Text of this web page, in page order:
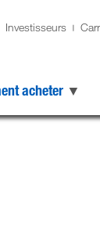
Investisseurs
acheter